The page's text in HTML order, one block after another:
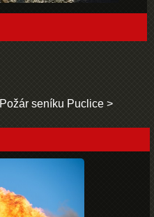
Požár seníku Puclice